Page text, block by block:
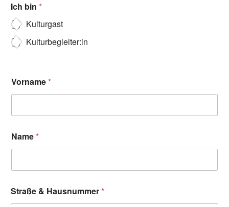
Ich bin *
Kulturgast
Kulturbegleiter:in
Vorname*
Name*
Straße & Hausnummer*